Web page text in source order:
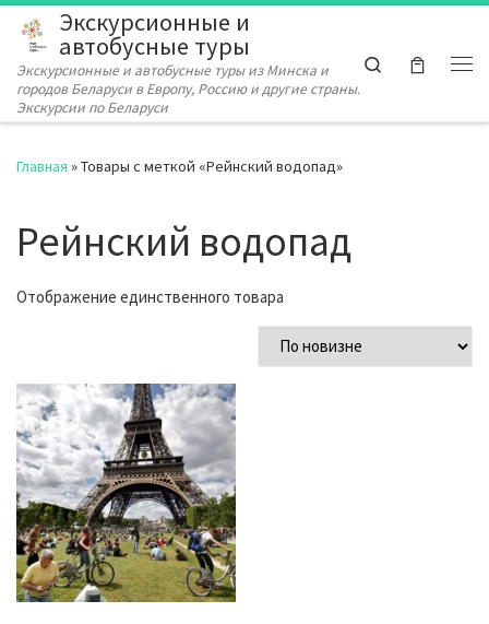
Перейти к содержимому
Экскурсионные и
автобусные туры
Экскурсионные и автобусные туры из Минска и
городов Беларуси в Европу, Россию и другие страны.
Экскурсии по Беларуси
Search
Главная »Товары с меткой «Рейнский водопад»
Рейнский водопад
Отображение единственного товара